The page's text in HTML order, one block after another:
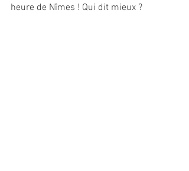
heure de Nîmes ! Qui dit mieux ?